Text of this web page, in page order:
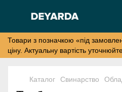
Товари з позначкою «під
ціну. Актуальну вартість
Каталог Свинарство